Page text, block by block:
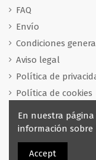
FAQ
Envío
Condiciones
Aviso legal
Política de
Política de cookies
Fabricación a
En nuestra
información sobre
Accept